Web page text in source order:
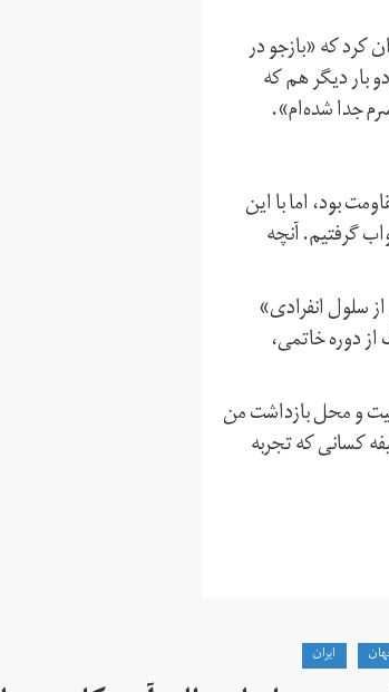
کرد که «بازجو در
دو بار دیگر هم که
بود، اما با این
گرفتیم. آنچه
سلول انفرادی»
دوره خاتمی،
از وضعیت و محل بازداشت من
کسانی که تجربه
ايران